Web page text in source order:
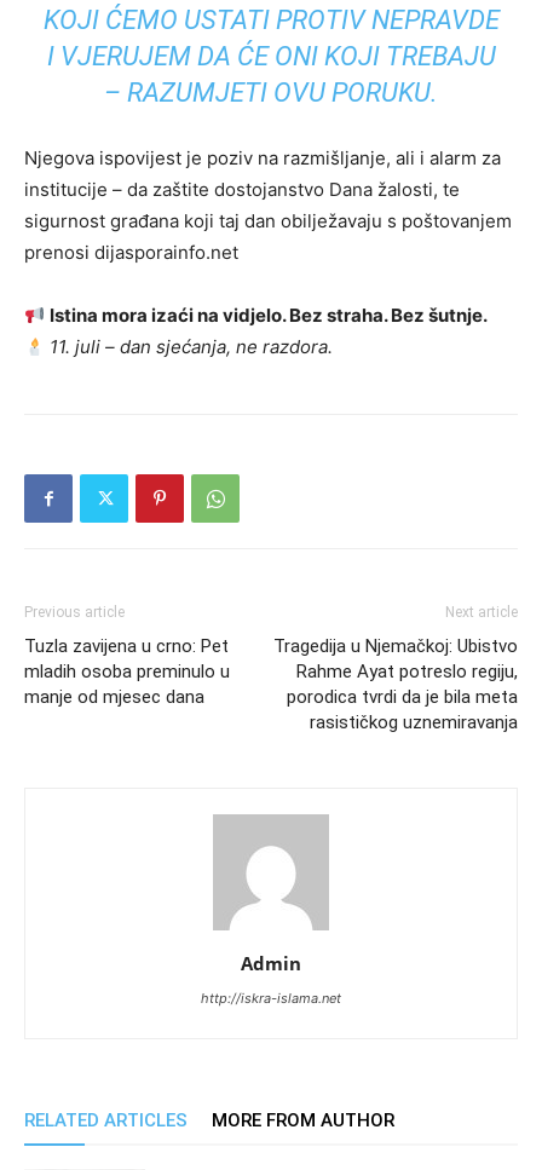
KOJI ĆEMO USTATI PROTIV NEPRAVDE
I VJERUJEM DA ĆE ONI KOJI TREBAJU
– RAZUMJETI OVU PORUKU.
Njegova ispovijest je poziv na razmišljanje, ali i alarm za
institucije – da zaštite dostojanstvo Dana žalosti, te
sigurnost građana koji taj dan obilježavaju s poštovanjem
prenosi dijasporainfo.net
Istina mora izaći na vidjelo. Bez straha. Bez šutnje.
11. juli – dan sjećanja, ne razdora.
Previous article
Tuzla zavijena u crno: Pet
mladih osoba preminulo u
manje od mjesec dana
Next article
Tragedija u Njemačkoj: Ubistvo
Rahme Ayat potreslo regiju,
porodica tvrdi da je bila meta
rasističkog uznemiravanja
Admin
http://iskra-islama.net
RELATED ARTICLES MORE FROM AUTHOR